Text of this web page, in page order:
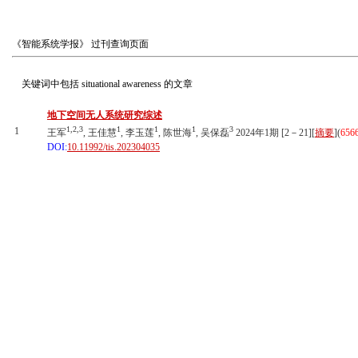
《智能系统学报》 过刊查询页面
关键词中包括 situational awareness 的文章
1
地下空间无人系统研究综述
王军1,2,3, 王佳慧1, 李玉莲1, 陈世海1, 吴保磊3 2024年1期 [2－21][摘要](
DOI:10.11992/tis.202304035